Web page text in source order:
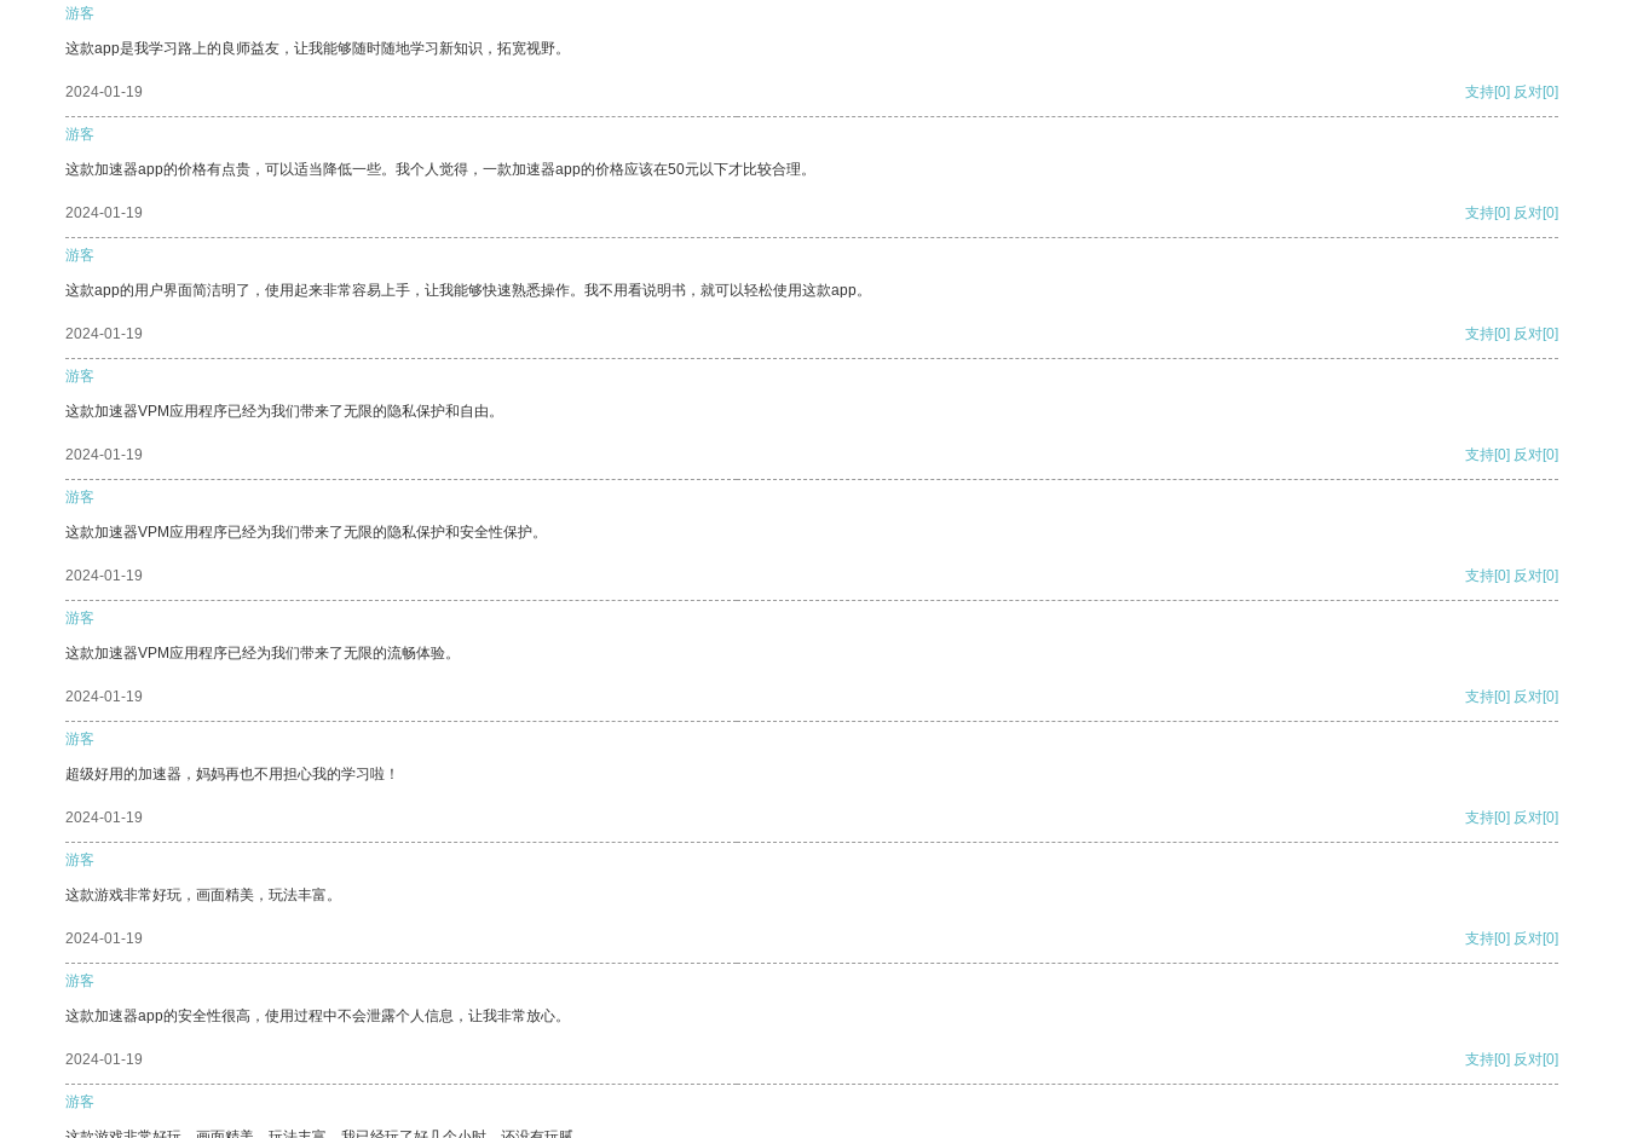
游客
这款app是我学习路上的良师益友，让我能够随时随地学习新知识，拓宽视野。
2024-01-19 支持[0] 反对[0]
游客
这款加速器app的价格有点贵，可以适当降低一些。我个人觉得，一款加速器app的价格应该在50元以下才比较合理。
2024-01-19 支持[0] 反对[0]
游客
这款app的用户界面简洁明了，使用起来非常容易上手，让我能够快速熟悉操作。我不用看说明书，就可以轻松使用这款app。
2024-01-19 支持[0] 反对[0]
游客
这款加速器VPM应用程序已经为我们带来了无限的隐私保护和自由。
2024-01-19 支持[0] 反对[0]
游客
这款加速器VPM应用程序已经为我们带来了无限的隐私保护和安全性保护。
2024-01-19 支持[0] 反对[0]
游客
这款加速器VPM应用程序已经为我们带来了无限的流畅体验。
2024-01-19 支持[0] 反对[0]
游客
超级好用的加速器，妈妈再也不用担心我的学习啦！
2024-01-19 支持[0] 反对[0]
游客
这款游戏非常好玩，画面精美，玩法丰富。
2024-01-19 支持[0] 反对[0]
游客
这款加速器app的安全性很高，使用过程中不会泄露个人信息，让我非常放心。
2024-01-19 支持[0] 反对[0]
游客